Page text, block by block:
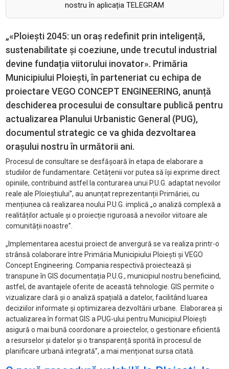
nostru în aplicația TELEGRAM
„«Ploiești 2045: un oraș redefinit prin inteligență,
sustenabilitate și coeziune, unde trecutul industrial
devine fundația viitorului inovator». Primăria
Municipiului Ploiești, în parteneriat cu echipa de
proiectare VEGO CONCEPT ENGINEERING, anunță
deschiderea procesului de consultare publică pentru
actualizarea Planului Urbanistic General (PUG),
documentul strategic ce va ghida dezvoltarea
orașului nostru în următorii ani.
Procesul de consultare se desfășoară în etapa de elaborare a
studiilor de fundamentare. Cetățenii vor putea să își exprime direct
opiniile, contribuind astfel la conturarea unui P.U.G. adaptat nevoilor
reale ale Ploieștiului”, au anunțat reprezentanții Primăriei, cu
mențiunea că realizarea noului P.U.G. implică „o analiză complexă a
realităților actuale și o proiecție riguroasă a nevoilor viitoare ale
comunității noastre”.
„Implementarea acestui proiect de anvergură se va realiza printr-o
strânsă colaborare între Primăria Municipiului Ploiești și VEGO
Concept Engineering. Compania respectivă proiectează și
transpune în GIS documentația P.U.G., municipiul nostru beneficiind,
astfel, de avantajele oferite de această tehnologie. GIS permite o
vizualizare clară și o analiză spațială a datelor, facilitând luarea
deciziilor informate și optimizarea dezvoltării urbane. Elaborarea și
actualizarea în format GIS a PUG-ului pentru Municipiul Ploiești
asigură o mai bună coordonare a proiectelor, o gestionare eficientă
a resurselor și datelor și o transparență sporită în procesul de
planificare urbană integrată”, a mai menționat sursa citată.